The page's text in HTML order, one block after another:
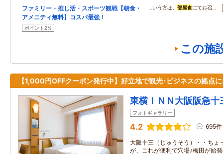
ファミリー・推し活・スポーツ観戦【朝食・
アメニティ無料】コスパ最強！
ポイント2%
…いう方は、 部屋食にてお召…
この施
【1,000円OFFクーポン発行中】好立地で観光･ビジネスの拠点に
東横ＩＮＮ大阪阪急十
フォトギャラリー
4.2 695件
大阪十三（じゅうそう）・・ちょ
が、これが便利で穴場♪梅田が始